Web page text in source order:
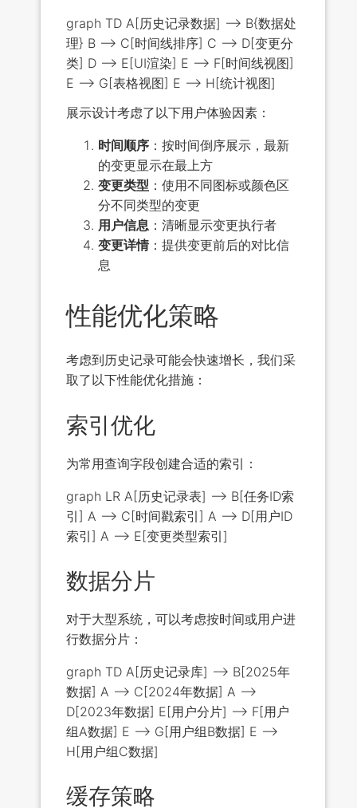
graph TD A[历史记录数据] --> B{数据处
理} B --> C[时间线排序] C --> D[变更分
类] D --> E[UI渲染] E --> F[时间线视图]
E --> G[表格视图] E --> H[统计视图]
展示设计考虑了以下用户体验因素：
时间顺序 ：按时间倒序展示，最新
的变更显示在最上方
变更类型 ：使用不同图标或颜色区
分不同类型的变更
用户信息 ：清晰显示变更执行者
变更详情：提供变更前后的对比信
息
性能优化策略
考虑到历史记录可能会快速增长，我们采
取了以下性能优化措施：
索引优化
为常用查询字段创建合适的索引：
graph LR A[历史记录表] --> B[任务ID索
引] A --> C[时间戳索引] A --> D[用户ID
索引] A --> E[变更类型索引]
数据分片
对于大型系统，可以考虑按时间或用户进
行数据分片：
graph TD A[历史记录库] --> B[2025年
数据] A --> C[2024年数据] A -->
D[2023年数据] E[用户分片] --> F[用户
组A数据] E --> G[用户组B数据] E -->
H[用户组C数据]
缓存策略